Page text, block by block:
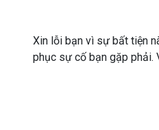
Xin lỗi bạn vì sự bất tiện
phục sự cố bạn gặp phải.